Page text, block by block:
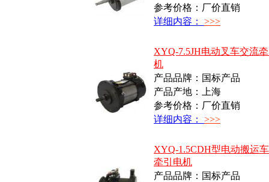
参考价格：厂价直销
详细内容： >>>
XYQ-7.5JH电动叉车交流
机
产品品牌：国标产品
产品产地：上海
参考价格：厂价直销
详细内容： >>>
XYQ-1.5CDH型电动搬运
牵引电机
产品品牌：国标产品